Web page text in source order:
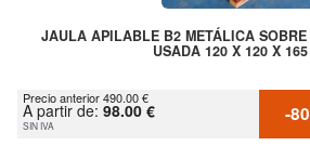
JAULA APILABLE B2 METÁLICA
USADA 120 X 120 X
Precio anterior 490.00 €
A partir de: 98.00 €
SIN IVA -